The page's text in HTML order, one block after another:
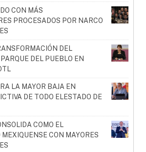
CON MÁS
PROCESADOS POR NARCO
DEL
DEL PUEBLO EN
LA MAYOR BAJA EN
DE TODO ELESTADO DE
COMO EL
CON MAYORES